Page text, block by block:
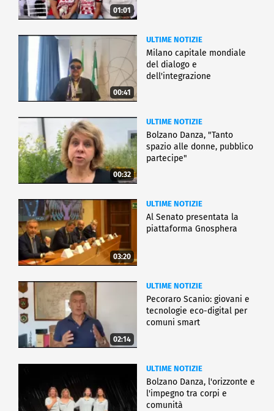
01:01
00:41
ULTIME NOTIZIE
Milano capitale mondiale
del dialogo e
dell'integrazione
00:32
ULTIME NOTIZIE
Bolzano Danza, "Tanto
spazio alle donne, pubblico
partecipe"
03:20
ULTIME NOTIZIE
Al Senato presentata la
piattaforma Gnosphera
02:14
ULTIME NOTIZIE
Pecoraro Scanio: giovani e
tecnologie eco-digital per
comuni smart
ULTIME NOTIZIE
Bolzano Danza, l'orizzonte e
l'impegno tra corpi e
comunità